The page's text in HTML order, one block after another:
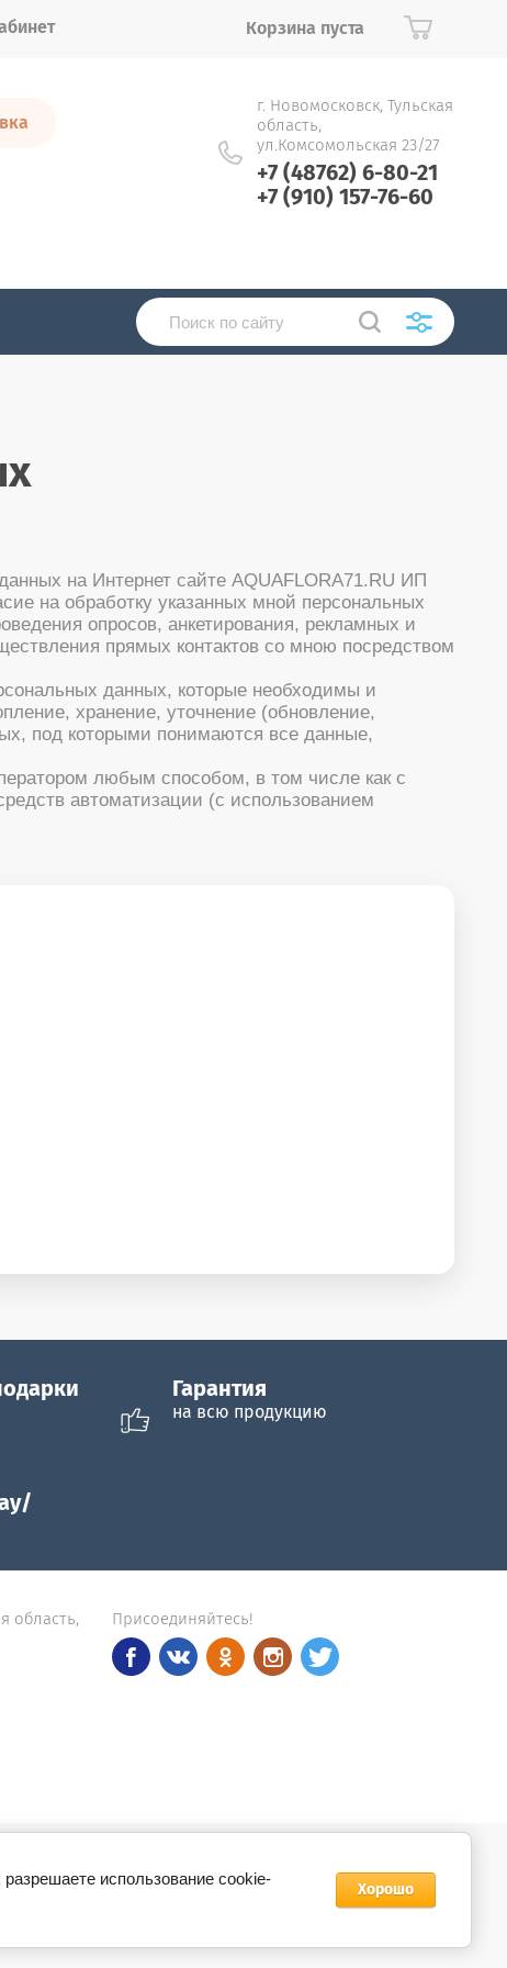
Корзина пуста
г. Новомосковск, Тульская
область,
ул.Комсомольская 23/27
+7 (48762) 6-80-21
+7 (910) 157-76-60
на Интернет сайте AQUAFLORA71.RU ИП
на обработку указанных мной персональных
опросов, анкетирования, рекламных и
прямых контактов со мною посредством
данных, которые необходимы и
хранение, уточнение (обновление,
под которыми понимаются все данные,
любым способом, в том числе как с
автоматизации (с использованием
Гарантия
на всю продукцию
область,
Присоединяйтесь!
Создание сайтаМегагрупп
использование cookie-
Хорошо